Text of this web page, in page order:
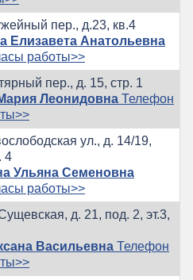
пер., д.23, кв.4
Елизавета Анатольевна
работы>>
пер., д. 15, стр. 1
Леонидовна Телефон
ул., д. 14/19,
4
Ульяна Семеновна
работы>>
д. 21, под. 2, эт.3,
Васильевна Телефон